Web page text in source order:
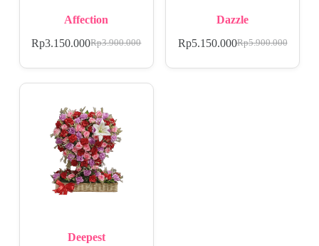
Affection
Rp3.900.000
Rp3.150.000
Dazzle
Rp5.900.000
Rp5.150.000
Deepest